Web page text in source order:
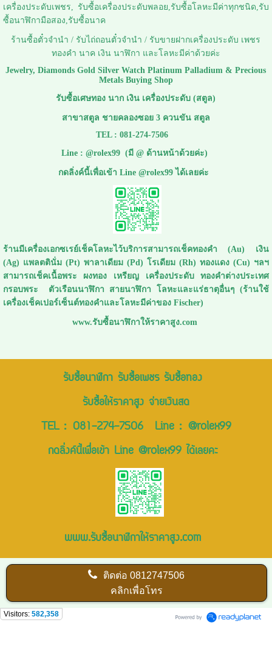
เครื่องประดับเพชร, รับซื้อเครื่องประดับพลอย,รับซื้อโลหะมีค่าทุกชนิด,รับ
ซื้อนาฬิกามือสอง,รับซื้อนาค
ร้านซื้อตั๋วจำนำ / รับไถ่ถอนตั๋วจำนำ / รับขายฝากเครื่องประดับ เพชร
ทองคำ นาค เงิน นาฬิกา และโลหะมีค่าด้วยค่ะ
Jewelry, Diamonds Gold Silver Watch Platinum Palladium & Precious
Metals Buying Shop
รับซื้อเศษทอง นาก เงิน เครื่องประดับ (สตูล)
สาขาสตูล ชายคลองซอย 3 ควนขัน สตูล
TEL : 081-274-7506
Line :@rolex99 (มี @ ด้านหน้าด้วยค่ะ)
กดลิ่งค์นี้เพื่อเข้า Line @rolex99 ได้เลยค่ะ
ร้านมีเครื่องเอกซเรย์เช็คโลหะไว้บริการสามารถเช็คทองคำ (Au) เงิน
(Ag) แพลตตินั่ม (Pt) พาลาเดียม (Pd) โรเดียม (Rh) ทองแดง (Cu) ฯลฯ
สามารถเช็คเนื้อพระ ผงทอง เหรียญ เครื่องประดับ ทองคำต่างประเทศ
กรอบพระ ตัวเรือนนาฬิกา สายนาฬิกา โลหะและแร่ธาตุอื่นๆ (ร้านใช้
เครื่องเช็คเปอร์เซ็นต์ทองคำและโลหะมีค่าของ Fischer)
www.รับซื้อนาฬิกาให้ราคาสูง.com
รับซื้อนาฬิกา รับซื้อเพชร รับซื้อทอง
รับซื้อให้ราคาสูง จ่ายเงินสด
TEL : 081-274-7506Line : @rolex99
กดลิ่งค์นี้เพื่อเข้า Line @rolex99 ได้เลยคะ
www.รับซื้อนาฬิกาให้ราคาสูง.com
ติดต่อ0812747506
คลิกเพื่อโทร
Visitors: 582,358